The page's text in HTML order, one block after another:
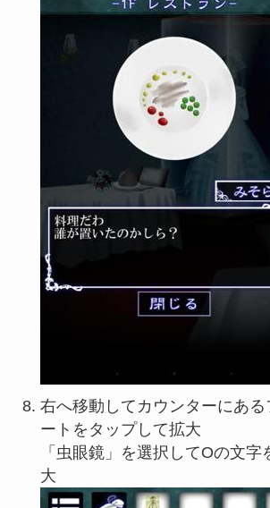
右へ移動してカウンターにある
ートをタップして拡大
「虫眼鏡」を選択してOの文
大